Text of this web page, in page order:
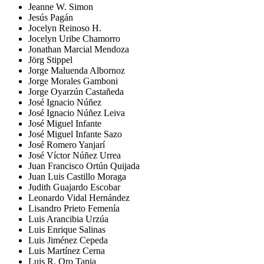
Jeanne W. Simon
Jesús Pagán
Jocelyn Reinoso H.
Jocelyn Uribe Chamorro
Jonathan Marcial Mendoza
Jörg Stippel
Jorge Maluenda Albornoz
Jorge Morales Gamboni
Jorge Oyarzún Castañeda
José Ignacio Núñez
José Ignacio Núñez Leiva
José Miguel Infante
José Miguel Infante Sazo
José Romero Yanjarí
José Víctor Núñez Urrea
Juan Francisco Ortún Quijada
Juan Luis Castillo Moraga
Judith Guajardo Escobar
Leonardo Vidal Hernández
Lisandro Prieto Femenía
Luis Arancibia Urzúa
Luis Enrique Salinas
Luis Jiménez Cepeda
Luis Martínez Cerna
Luis R. Oro Tapia